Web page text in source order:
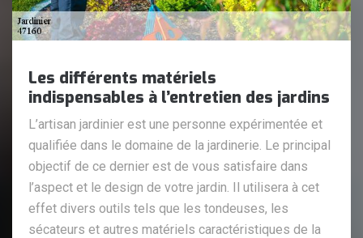
Les différents matériels
indispensables à l’entretien des jardins
L’artisan jardinier est une personne expérimentée et
qualifiée dans le domaine de la jardinerie. Le principal
objectif de ce dernier est de vous satisfaire dans
l’aspect et le design de votre jardin. Il utilisera à cet
effet divers outils tels que les tondeuses, les
sécateurs et autres matériels caractéristiques de la